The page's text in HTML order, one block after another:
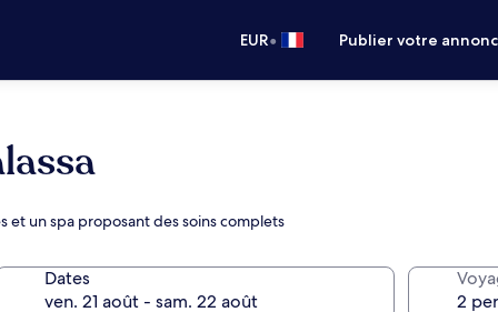
EUR• Publier votre
et un spa proposant des soins complets
Dates